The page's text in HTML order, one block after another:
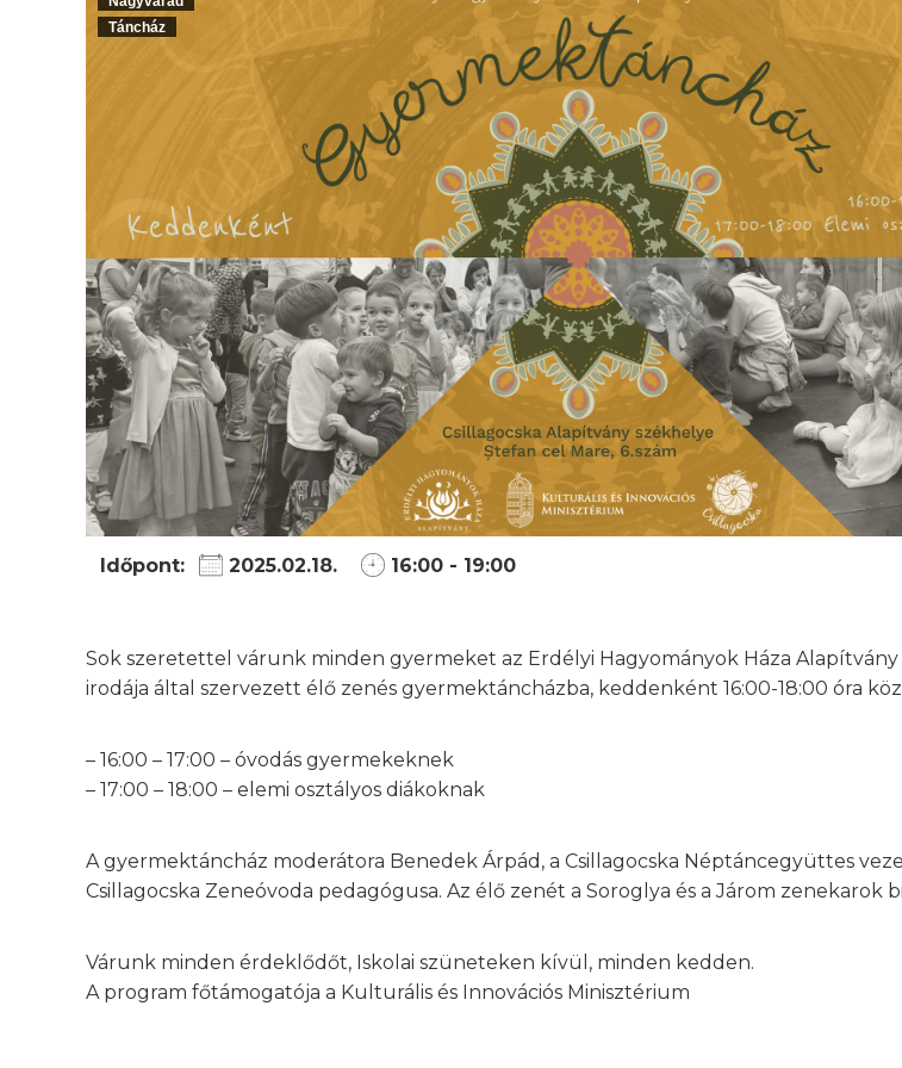
Táncház
Időpont: 2025.02.18. 16:00 - 19:00
Sok szeretettel várunk minden gyermeket az Erdélyi Hagyományok Háza Alapítvány
irodája által szervezett élő zenés gyermektáncházba, keddenként 16:00-18:00 óra
– 16:00 – 17:00 – óvodás gyermekeknek
– 17:00 – 18:00 – elemi osztályos diákoknak
A gyermektáncház moderátora Benedek Árpád, a Csillagocska Néptáncegyüttes
Csillagocska Zeneóvoda pedagógusa. Az élő zenét a Soroglya és a Járom zenekarok
Várunk minden érdeklődőt, Iskolai szüneteken kívül, minden kedden.
A program főtámogatója a Kulturális és Innovációs Minisztérium